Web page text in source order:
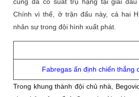
Chính vì thế, ở trận đấu này, cả hai
nhân sự trong đội hình xuất phát.
Fabregas ấn định chiến thắng
Trong khung thành đội chủ nhà,